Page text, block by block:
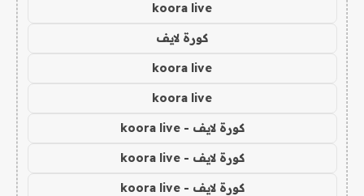
koora live
كورة لايف
koora live
koora live
كورة لايف - koora live
كورة لايف - koora live
كورة لايف - koora live